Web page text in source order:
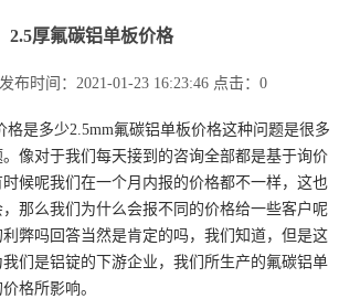
2.5厚氟碳铝单板价格
发布时间：2021-01-23 16:23:46 点击： 0
格是多少2.5mm氟碳铝单板价格这种问题是很多
像对于我们每天接到的咨询全部都是基于询价
候呢我们在一个月内报的价格都不一样，这也
那么我们为什么会报不同的价格给一些客户呢
弊吗回答当然是肯定的吗，我们知道，但是这
们是铝锭的下游企业，我们所生产的氟碳铝单
格所影响。